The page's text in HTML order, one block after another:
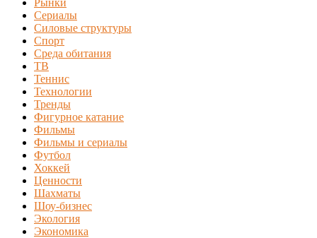
Сериалы
Силовые структуры
Спорт
Среда обитания
ТВ
Теннис
Технологии
Тренды
Фигурное катание
Фильмы
Фильмы и сериалы
Футбол
Хоккей
Ценности
Шахматы
Шоу-бизнес
Экология
Экономика